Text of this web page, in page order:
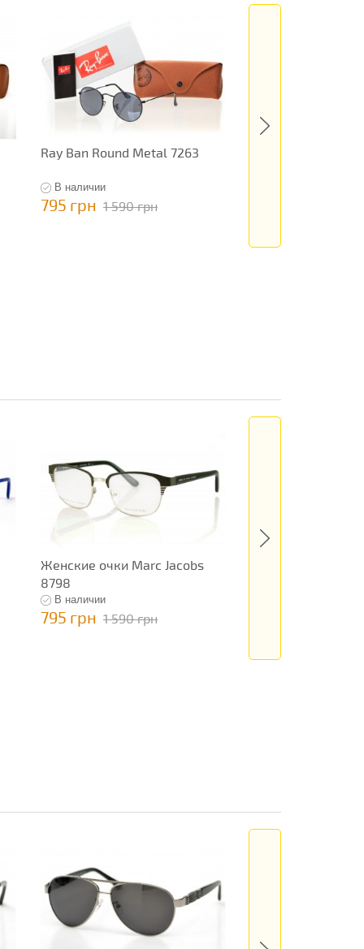
Ray Ban Round Metal 7263
В наличии
795 грн 1 590 грн
Женские очки Marc Jacobs
8798
В наличии
795 грн 1 590 грн